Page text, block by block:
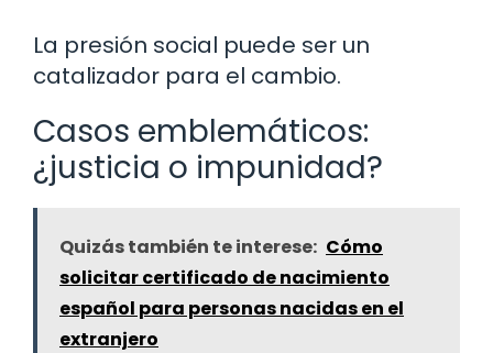
La presión social puede ser un
catalizador para el cambio.
Casos emblemáticos:
¿justicia o impunidad?
Quizás también te interese: Cómo
solicitar certificado de nacimiento
español para personas nacidas en el
extranjero